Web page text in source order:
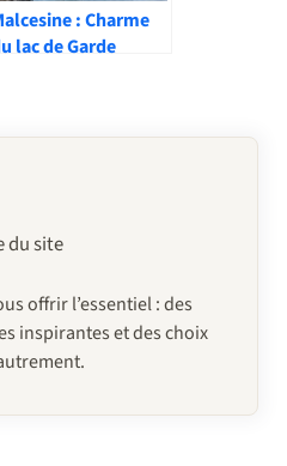
: Charme
lac de Garde
du site
offrir l’essentiel : des
inspirantes et des choix